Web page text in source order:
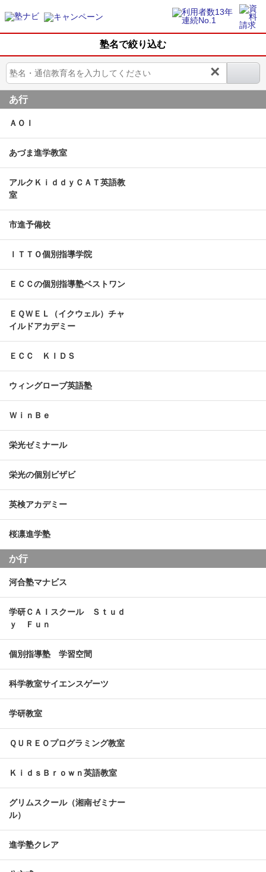
塾名で絞り込む
×
あ行
ＡＯＩ
あづま進学教室
アルクＫｉｄｄｙＣＡＴ英語教
室
市進予備校
ＩＴＴＯ個別指導学院
ＥＣＣの個別指導塾ベストワン
ＥＱＷＥＬ（イクウェル）チャ
イルドアカデミー
ＥＣＣ ＫＩＤＳ
ウィングローブ英語塾
ＷｉｎＢｅ
栄光ゼミナール
栄光の個別ビザビ
英検アカデミー
桜凛進学塾
か行
河合塾マナビス
学研ＣＡＩスクール Ｓｔｕｄ
ｙ Ｆｕｎ
個別指導塾 学習空間
科学教室サイエンスゲーツ
学研教室
ＱＵＲＥＯプログラミング教室
ＫｉｄｓＢｒｏｗｎ英語教室
グリムスクール（湘南ゼミナー
ル）
進学塾クレア